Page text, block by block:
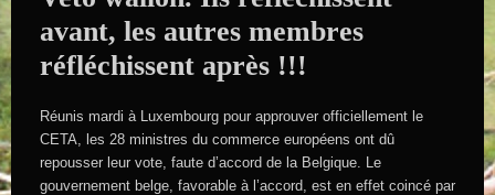
avant, les autres membres
réfléchissent après !!!
Réunis mardi à Luxembourg pour approuver officiellement le
CETA, les 28 ministres du commerce européens ont dû
repousser leur vote, faute d’accord de la Belgique. Le
gouvernement belge, favorable à l’accord, est en effet coincé par